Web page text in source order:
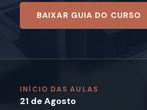
BAIXAR GUIA DO CURSO
INÍCIO DAS AULAS
21 de Agosto